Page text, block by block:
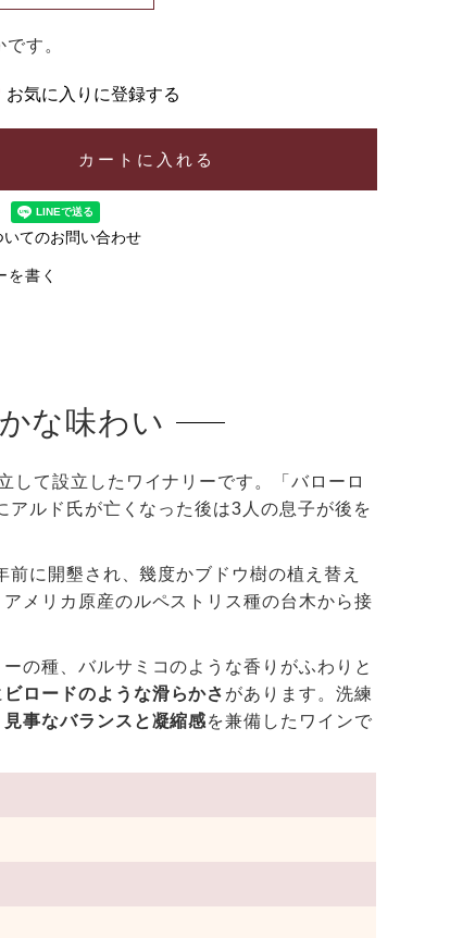
す。
お気に入りに登録する
カートに入れる
いてのお問い合わせ
を書く
な味わい
して設立したワイナリーです。「バローロ
ルド氏が亡くなった後は3人の息子が後を
に開墾され、幾度かブドウ樹の植え替え
メリカ原産のルペストリス種の台木から接
の種、バルサミコのような香りがふわりと
ビロードのような滑らかさ があります。洗練
見事なバランスと凝縮感を兼備したワインで